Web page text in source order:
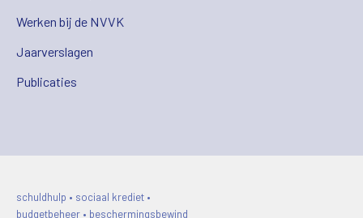
Werken bij de NVVK
Jaarverslagen
Publicaties
schuldhulp • sociaal krediet •
budgetbeheer • beschermingsbewind